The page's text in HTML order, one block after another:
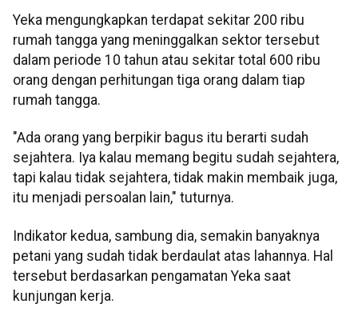
Yeka mengungkapkan terdapat sekitar 200 ribu
rumah tangga yang meninggalkan sektor tersebut
dalam periode 10 tahun atau sekitar total 600 ribu
orang dengan perhitungan tiga orang dalam tiap
rumah tangga.
"Ada orang yang berpikir bagus itu berarti sudah
sejahtera. Iya kalau memang begitu sudah sejahtera,
tapi kalau tidak sejahtera, tidak makin membaik juga,
itu menjadi persoalan lain," tuturnya.
Indikator kedua, sambung dia, semakin banyaknya
petani yang sudah tidak berdaulat atas lahannya. Hal
tersebut berdasarkan pengamatan Yeka saat
kunjungan kerja.